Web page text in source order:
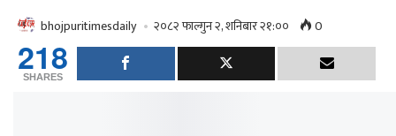
bhojpuritimesdaily २०८२ फाल्गुन २, शनिबार २१:०० 0
218
SHARES